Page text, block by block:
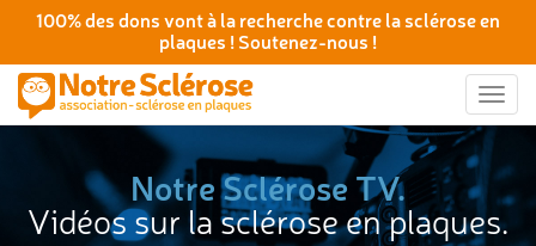
100% des dons vont à la recherche contre la sclérose en
plaques ! Soutenez-nous !
Notre Sclérose TV.
Vidéos sur la sclérose en plaques.